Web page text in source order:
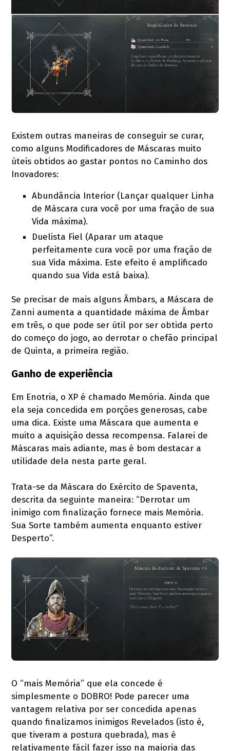
Existem outras maneiras de conseguir se curar,
como alguns Modificadores de Máscaras muito
úteis obtidos ao gastar pontos no Caminho dos
Inovadores:
Abundância Interior (Lançar qualquer Linha
de Máscara cura você por uma fração de sua
Vida máxima).
Duelista Fiel (Aparar um ataque
perfeitamente cura você por uma fração de
sua Vida máxima. Este efeito é amplificado
quando sua Vida está baixa).
Se precisar de mais alguns Âmbars, a Máscara de
Zanni aumenta a quantidade máxima de Âmbar
em três, o que pode ser útil por ser obtida perto
do começo do jogo, ao derrotar o chefão principal
de Quinta, a primeira região.
Ganho de experiência
Em Enotria, o XP é chamado Memória. Ainda que
ela seja concedida em porções generosas, cabe
uma dica. Existe uma Máscara que aumenta e
muito a aquisição dessa recompensa. Falarei de
Máscaras mais adiante, mas é bom destacar a
utilidade dela nesta parte geral.
Trata-se da Máscara do Exército de Spaventa,
descrita da seguinte maneira: “Derrotar um
inimigo com finalização fornece mais Memória.
Sua Sorte também aumenta enquanto estiver
Desperto”.
O “mais Memória” que ela concede é
simplesmente o DOBRO! Pode parecer uma
vantagem relativa por ser concedida apenas
quando finalizamos inimigos Revelados (isto é,
que tiveram a postura quebrada), mas é
relativamente fácil fazer isso na maioria das